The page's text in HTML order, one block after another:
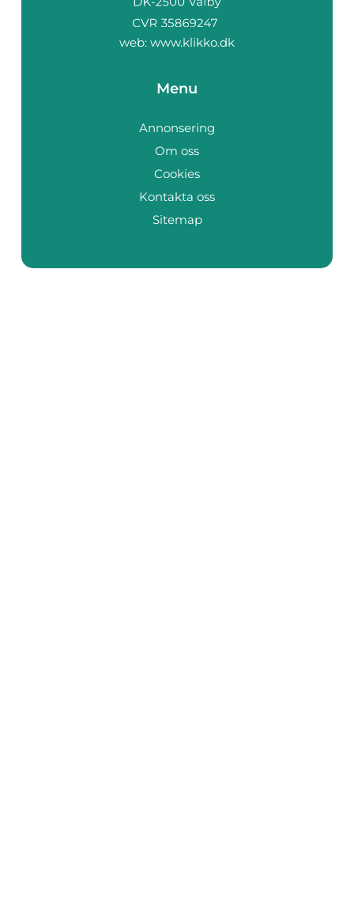
web: www.klikko.dk
Menu
Annonsering
Om oss
Cookies
Kontakta oss
Sitemap